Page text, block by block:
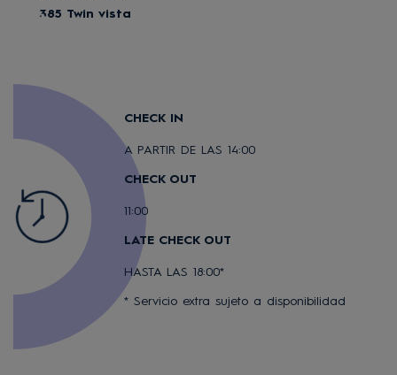
385 Twin vista
CHECK IN
A PARTIR DE LAS 14:00
CHECK OUT
11:00
LATE CHECK OUT
HASTA LAS 18:00*
* Servicio extra sujeto a disponibilidad